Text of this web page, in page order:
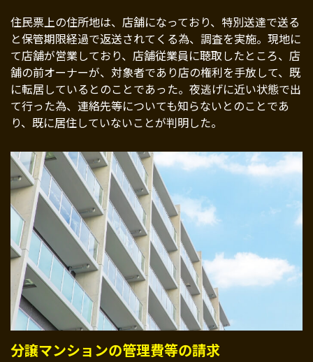
住民票上の住所地は、店舗になっており、特別送達で送る
と保管期限経過で返送されてくる為、調査を実施。現地に
て店舗が営業しており、店舗従業員に聴取したところ、店
舗の前オーナーが、対象者であり店の権利を手放して、既
に転居しているとのことであった。夜逃げに近い状態で出
て行った為、連絡先等についても知らないとのことであ
り、既に居住していないことが判明した。
分譲マンションの管理費等の請求